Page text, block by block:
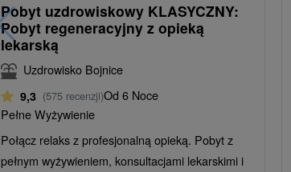
Pobyt uzdrowiskowy KLASYCZNY:
Pobyt regeneracyjny z opieką
lekarską
Uzdrowisko Bojnice
9,3 (575 recenzji)Od 6 Noce
Pełne Wyżywienie
Połącz relaks z profesjonalną opieką. Pobyt z
pełnym wyżywieniem, konsultacjami lekarskimi i